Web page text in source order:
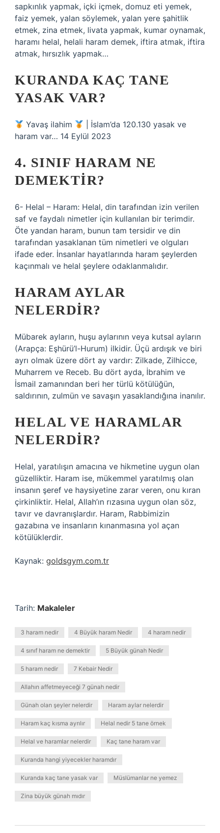
sapkınlık yapmak, içki içmek, domuz eti yemek,
faiz yemek, yalan söylemek, yalan yere şahitlik
etmek, zina etmek, livata yapmak, kumar oynamak,
haramı helal, helali haram demek, iftira atmak, iftira
atmak, hırsızlık yapmak…
KURANDA KAÇ TANE
YASAK VAR?
Yavaş ilahim
| İslam’da 120.130 yasak ve
haram var… 14 Eylül 2023
4. SINIF HARAM NE
DEMEKTIR?
6- Helal – Haram: Helal, din tarafından izin verilen
saf ve faydalı nimetler için kullanılan bir terimdir.
Öte yandan haram, bunun tam tersidir ve din
tarafından yasaklanan tüm nimetleri ve olguları
ifade eder. İnsanlar hayatlarında haram şeylerden
kaçınmalı ve helal şeylere odaklanmalıdır.
HARAM AYLAR
NELERDIR?
Mübarek ayların, huşu aylarının veya kutsal ayların
(Arapça: Eşhürü’l-Hurum) ilkidir. Üçü ardışık ve biri
ayrı olmak üzere dört ay vardır: Zilkade, Zilhicce,
Muharrem ve Receb. Bu dört ayda, İbrahim ve
İsmail zamanından beri her türlü kötülüğün,
saldırının, zulmün ve savaşın yasaklandığına inanılır.
HELAL VE HARAMLAR
NELERDIR?
Helal, yaratılışın amacına ve hikmetine uygun olan
güzelliktir. Haram ise, mükemmel yaratılmış olan
insanın şeref ve haysiyetine zarar veren, onu kıran
çirkinliktir. Helal, Allah’ın rızasına uygun olan söz,
tavır ve davranışlardır. Haram, Rabbimizin
gazabına ve insanların kınanmasına yol açan
kötülüklerdir.
Kaynak: goldsgym.com.tr
Tarih: Makaleler
3 haram nedir 4 Büyük haram Nedir 4 haram nedir
4 sınıf haram ne demektir 5 Büyük günah Nedir
5 haram nedir 7 Kebair Nedir
Allahın affetmeyeceği 7 günah nedir
Günah olan şeyler nelerdir Haram aylar nelerdir
Haram kaç kısma ayrılır Helal nedir 5 tane örnek
Helal ve haramlar nelerdir Kaç tane haram var
Kuranda hangi yiyecekler haramdır
Kuranda kaç tane yasak var Müslümanlar ne yemez
Zina büyük günah mıdır